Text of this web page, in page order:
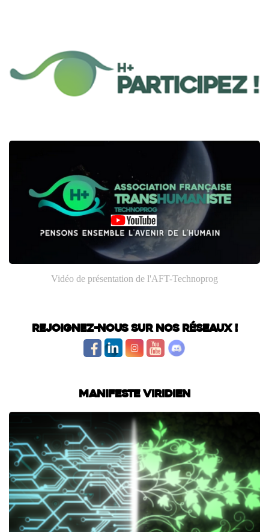
Vidéo de présentation de l'AFT-Technoprog
Rejoignez-nous sur nos réseaux !
Manifeste Viridien